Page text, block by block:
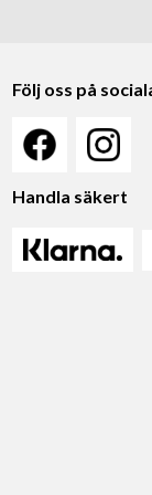
Följ oss på
Handla säkert